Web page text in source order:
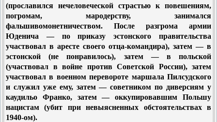
(прославился нечеловеческой страстью к повешениям,
погромам, мародерству, занимался
фальшивомонетничеством. После разгрома армии
Юденича — по приказу эстонского правительства
участвовал в аресте своего отца-командира), затем — в
эстонской (не понравилось), затем — в польской
(участвовал в войне против Советской России), затем
участвовал в военном перевороте маршала Пилсудского
и служил уже ему, затем — советником по диверсиям у
каудильо Франко, затем — оккупировавшим Польшу
нацистам (убит при невыясненных обстоятельствах в
1940-ом).